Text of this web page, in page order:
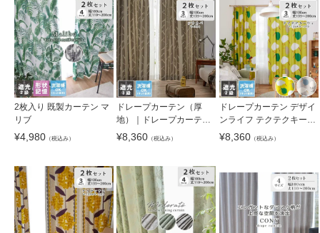
2枚入り 既製カーテン マ
リブ
¥4,980 （税込み）
ドレープカーテン（厚
地）｜ドレープカーテン
デザインライフ シラカ
バ 国産 遮光 形状記憶
¥8,360 （税込み）
ドレープカーテン デザイ
ンライフ テクテクキーウ
ィ
¥8,360（税込み）